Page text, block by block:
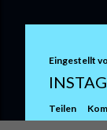
Eingestellt
Teilen